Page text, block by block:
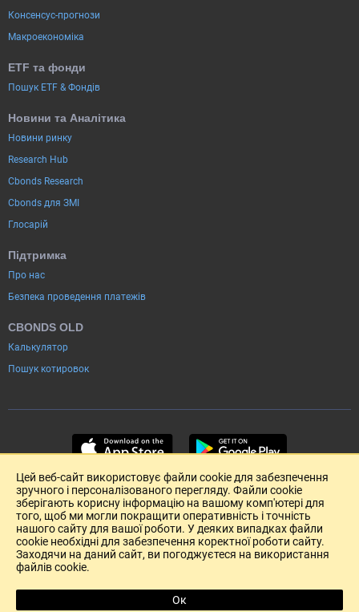
Консенсус-прогнози
Макроекономіка
ETF та фонди
Пошук ETF & Фондів
Новини та Аналітика
Новини ринку
Research Hub
Cbonds Research
Cbonds для ЗМІ
Глосарій
Підтримка
Про нас
Безпека проведення платежів
CBONDS OLD
Калькулятор
Пошук котировок
Розміщення реклами
Цей веб-сайт використовує файли cookie для забезпечення
зручного і персоналізованого перегляду. Файли cookie
зберігають корисну інформацію на вашому комп'ютері для
того, щоб ми могли покращити оперативність і точність
нашого сайту для вашої роботи. У деяких випадках файли
cookie необхідні для забезпечення коректної роботи сайту.
Заходячи на даний сайт, ви погоджуєтеся на використання
файлів cookie.
Ок